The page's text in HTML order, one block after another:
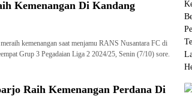
Kemenangan Di Kandang
kemenangan saat menjamu RANS Nusantara FC di
Grup 3 Pegadaian Liga 2 2024/25, Senin (7/10) sore.
Raih Kemenangan Perdana Di